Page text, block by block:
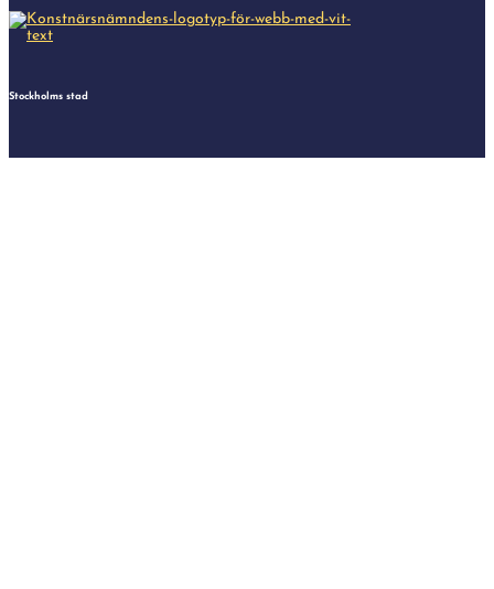
Stockholms stad